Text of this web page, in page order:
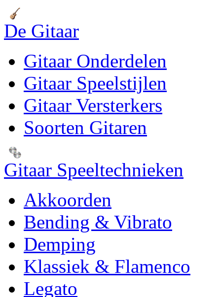
De Gitaar
Gitaar Onderdelen
Gitaar Speelstijlen
Gitaar Versterkers
Soorten Gitaren
Gitaar Speeltechnieken
Akkoorden
Bending & Vibrato
Demping
Klassiek & Flamenco
Legato